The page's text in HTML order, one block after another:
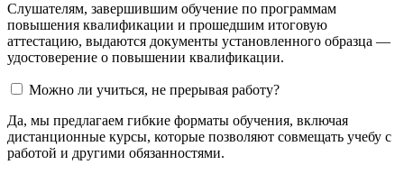
Слушателям, завершившим обучение по программам
повышения квалификации и прошедшим итоговую
аттестацию, выдаются документы установленного образца —
удостоверение о повышении квалификации.
Можно ли учиться, не прерывая работу?
Да, мы предлагаем гибкие форматы обучения, включая
дистанционные курсы, которые позволяют совмещать учебу с
работой и другими обязанностями.